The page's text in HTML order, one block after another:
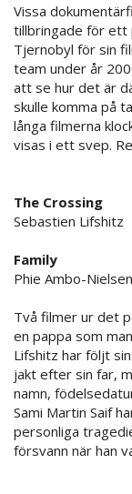
Vissa
tillbringade för ett
Tjernobyl för sin
team under år
att se hur det är
skulle komma på
långa filmerna
visas i ett svep.
The Crossing
Sebastien Lifshitz
Family
Phie Ambo-
Två filmer ur det
en pappa som
Lifshitz har följt
jakt efter sin far,
namn,
Sami Martin Saif
personliga
försvann när han